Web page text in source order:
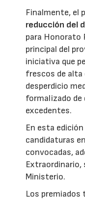
Finalmente, el
reducción del
para Honorato
principal del
iniciativa que
frescos de alta
desperdicio
formalizado de
excedentes.
En esta
candidaturas
convocadas,
Extraordinario,
Ministerio.
Los premiados